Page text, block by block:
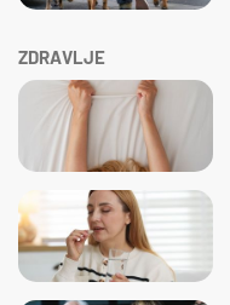
ZDRAVLJE